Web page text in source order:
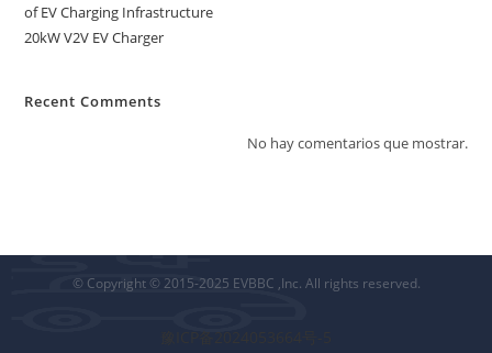
of EV Charging Infrastructure
20kW V2V EV Charger
Recent Comments
No hay comentarios que mostrar.
© Copyright © 2015-2025 EVBBC ,Inc. All rights reserved.